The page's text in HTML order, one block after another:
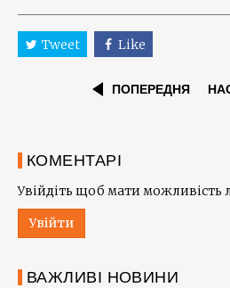
Tweet Like
ПОПЕРЕДНЯ
КОМЕНТАРІ
Увійдіть щоб мати можливість
Увійти
ВАЖЛИВІ НОВИНИ